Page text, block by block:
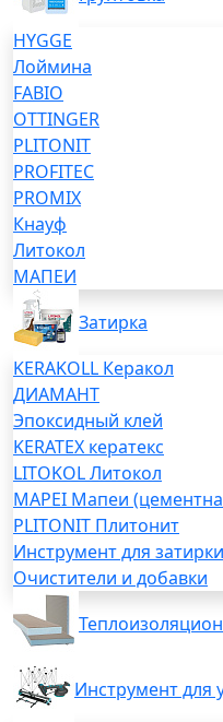
HYGGE
Лоймина
FABIO
OTTINGER
PLITONIT
PROFITEC
PROMIX
Кнауф
Литокол
МАПЕИ
Затирка
KERAKOLL Керакол
ДИАМАНТ
Эпоксидный клей
KERATEX кератекс
LITOKOL Литокол
MAPEI Мапеи
PLITONIT Плитонит
Инструмент для затирки
Очистители и добавки
Инструмент для